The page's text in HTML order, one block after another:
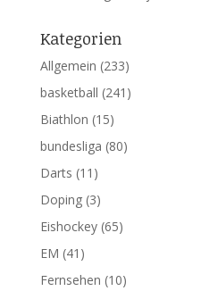
Kategorien
Allgemein (233)
basketball (241)
Biathlon (15)
bundesliga (80)
Darts (11)
Doping(3)
Eishockey(65)
EM (41)
Fernsehen (10)